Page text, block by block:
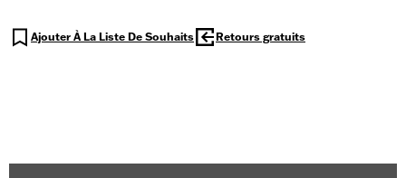
Ajouter À La Liste De Souhaits Retours gratuits